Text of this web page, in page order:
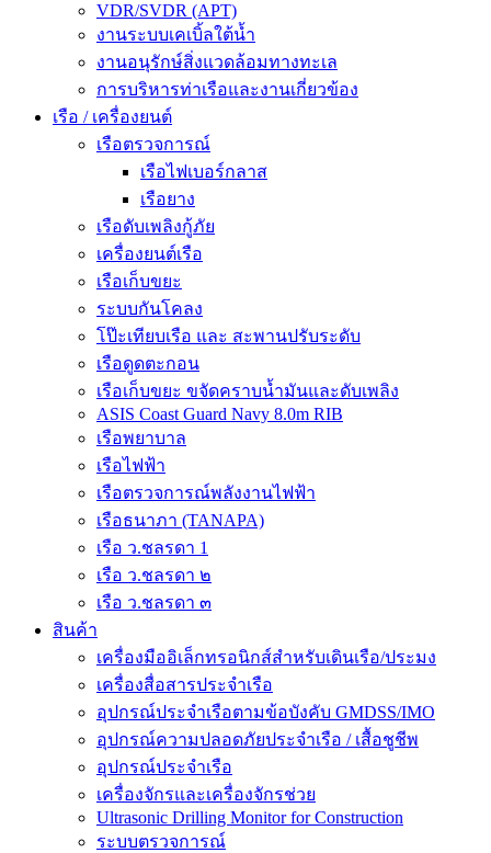
VDR/SVDR (APT)
งานระบบเคเบิ้ลใต้น้ำ
งานอนุรักษ์สิ่งแวดล้อมทางทะเล
การบริหารท่าเรือและงานเกี่ยวข้อง
เรือ / เครื่องยนต์
เรือตรวจการณ์
เรือไฟเบอร์กลาส
เรือยาง
เรือดับเพลิงกู้ภัย
เครื่องยนต์เรือ
เรือเก็บขยะ
ระบบกันโคลง
โป๊ะเทียบเรือ และ สะพานปรับระดับ
เรือดูดตะกอน
เรือเก็บขยะ ขจัดคราบน้ำมันและดับเพลิง
ASIS Coast Guard Navy 8.0m RIB
เรือพยาบาล
เรือไฟฟ้า
เรือตรวจการณ์พลังงานไฟฟ้า
เรือธนาภา (TANAPA)
เรือ ว.ชลรดา 1
เรือ ว.ชลรดา ๒
เรือ ว.ชลรดา ๓
สินค้า
เครื่องมืออิเล็กทรอนิกส์สำหรับเดินเรือ/ประมง
เครื่องสื่อสารประจำเรือ
อุปกรณ์ประจำเรือตามข้อบังคับ GMDSS/IMO
อุปกรณ์ความปลอดภัยประจำเรือ / เสื้อชูชีพ
อุปกรณ์ประจำเรือ
เครื่องจักรและเครื่องจักรช่วย
Ultrasonic Drilling Monitor for Construction
ระบบตรวจการณ์